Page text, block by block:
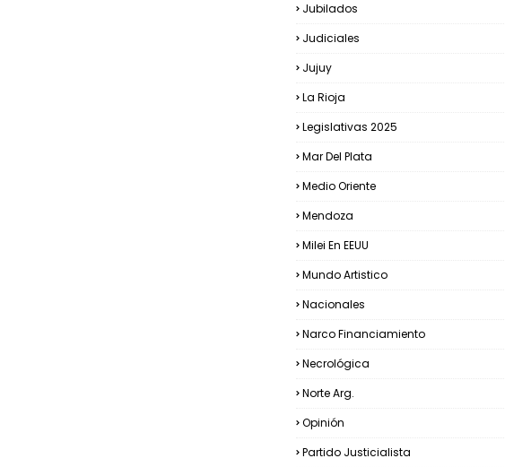
Jubilados
Judiciales
Jujuy
La Rioja
Legislativas 2025
Mar Del Plata
Medio Oriente
Mendoza
Milei En EEUU
Mundo Artistico
Nacionales
Narco Financiamiento
Necrológica
Norte Arg.
Opinión
Partido Justicialista